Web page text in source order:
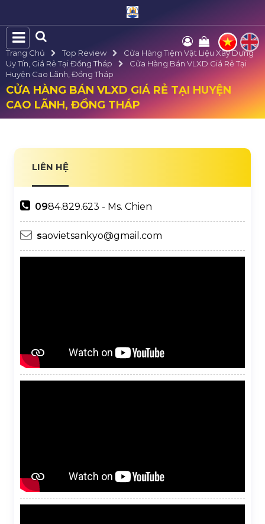
Trang Chủ Top Review
Cửa Hàng Tiệm Vật Liệu Xây Dựng
Uy Tín, Giá Rẻ Tại Đồng Tháp
Cửa Hàng Bán VLXD Giá Rẻ Tại
Huyện Cao Lãnh, Đồng Tháp
CỬA HÀNG BÁN VLXD GIÁ RẺ TẠI HUYỆN
CAO LÃNH, ĐỒNG THÁP
LIÊN HỆ
0984.829.623 - Ms. Chien
saovietsankyo@gmail.com